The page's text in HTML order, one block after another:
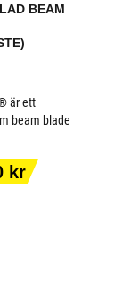
BEAM
är ett
beam blade
kr
I